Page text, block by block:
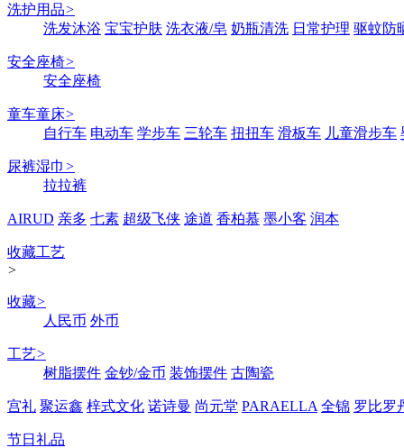
洗护用品>
洗发沐浴 宝宝护肤 洗衣液/皂 奶瓶清洗 日常护理 驱蚊防
安全座椅>
安全座椅
童车童床>
自行车 电动车 学步车 三轮车 扭扭车 滑板车 儿童滑步车
尿裤湿巾 >
拉拉裤
AIRUD 亲多 七素 超级飞侠 途道 香柏慕 墨小客 润本
收藏工艺
>
收藏>
人民币 外币
工艺>
树脂摆件 金钞/金币 装饰摆件 古陶瓷
宫礼 聚运鑫 梓式文化 诺诗曼 尚元堂 PARAELLA 全锦 罗比罗
节日礼品